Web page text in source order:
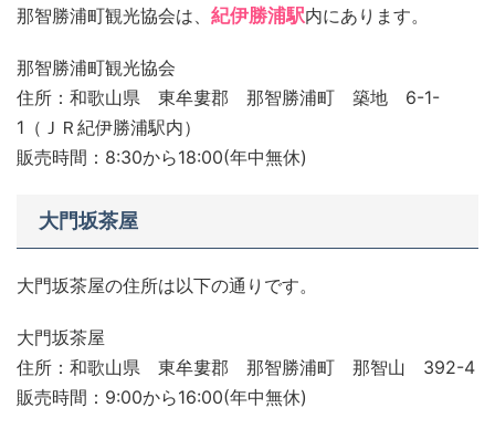
那智勝浦町観光協会は、 紀伊勝浦駅内にあります。
那智勝浦町観光協会
住所：和歌山県 東牟婁郡 那智勝浦町 築地 6-1-
1（ＪＲ紀伊勝浦駅内）
販売時間：8:30から18:00(年中無休)
大門坂茶屋
大門坂茶屋の住所は以下の通りです。
大門坂茶屋
住所：和歌山県 東牟婁郡 那智勝浦町 那智山 392-4
販売時間：9:00から16:00(年中無休)